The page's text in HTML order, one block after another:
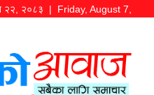
२२, २०८३ | Friday, August 7,